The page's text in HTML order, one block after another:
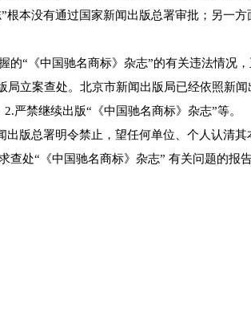
本没有通过国家新闻出版总署审批；另一
“《中国驰名商标》杂志”的有关违法情况
立案查处。北京市新闻出版局已经依照新
严禁继续出版“《中国驰名商标》杂志”等。
总署明令禁止，望任何单位、个人认清其
“《中国驰名商标》杂志” 有关问题的报告